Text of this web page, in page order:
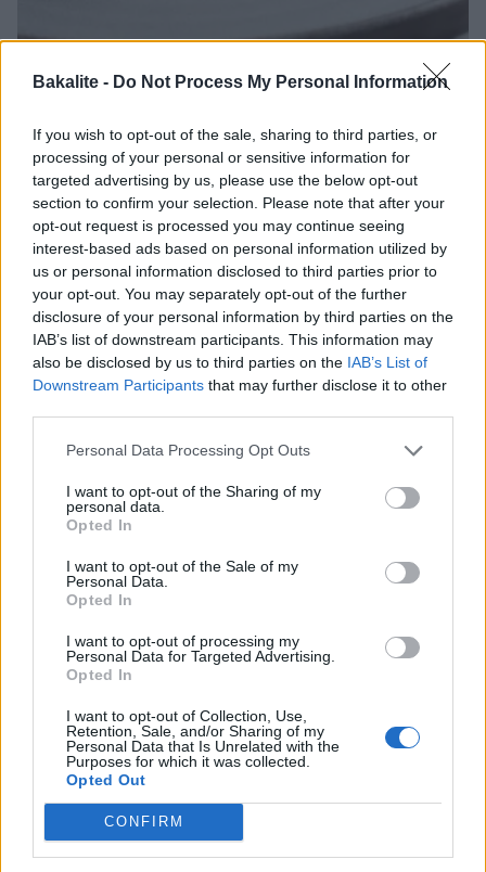
Bakalite - Do Not Process My Personal Information
If you wish to opt-out of the sale, sharing to third parties, or
processing of your personal or sensitive information for
targeted advertising by us, please use the below opt-out
section to confirm your selection. Please note that after your
opt-out request is processed you may continue seeing
interest-based ads based on personal information utilized by
us or personal information disclosed to third parties prior to
your opt-out. You may separately opt-out of the further
disclosure of your personal information by third parties on the
IAB’s list of downstream participants. This information may
also be disclosed by us to third parties on the IAB’s List of
Downstream Participants that may further disclose it to other
Personal Data Processing Opt Outs
I want to opt-out of the Sharing of my
personal data.
Opted In
I want to opt-out of the Sale of my
Personal Data.
Opted In
I want to opt-out of processing my
Personal Data for Targeted Advertising.
Opted In
I want to opt-out of Collection, Use,
Retention, Sale, and/or Sharing of my
Personal Data that Is Unrelated with the
Purposes for which it was collected.
Opted Out
CONFIRM
Fudgebrownies med Amarettochoklad
Krämig fudgebrownie toppad med Amarettoganache, jo
tack. Massor av chokladsmak som passar så bra till
mandellikör. I den här så valde jag att ta enbart mörk
choklad i brownien och en kombination av ljus och mörk i
toppingen. Det blir en ganska rejäl smak av mandellikören
så om du bara vill ha en liten aning …Continued